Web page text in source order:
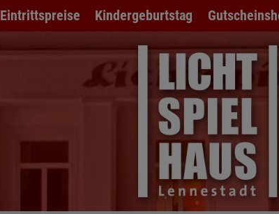
Eintrittspreise Kindergeburtstag